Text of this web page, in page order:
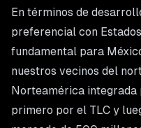
En términos de
preferencial con
fundamental para
nuestros vecinos del
Norteamérica integrada
primero por el TLC y